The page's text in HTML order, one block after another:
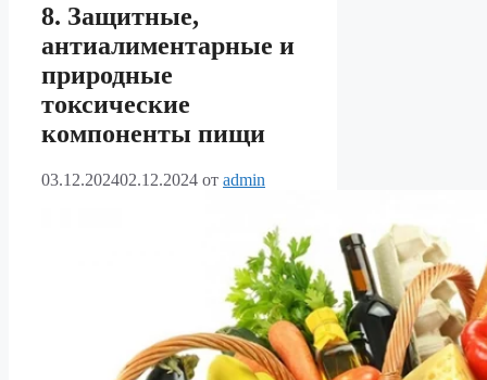
8. Защитные,
антиалиментарные и
природные
токсические
компоненты пищи
03.12.202402.12.2024 от admin